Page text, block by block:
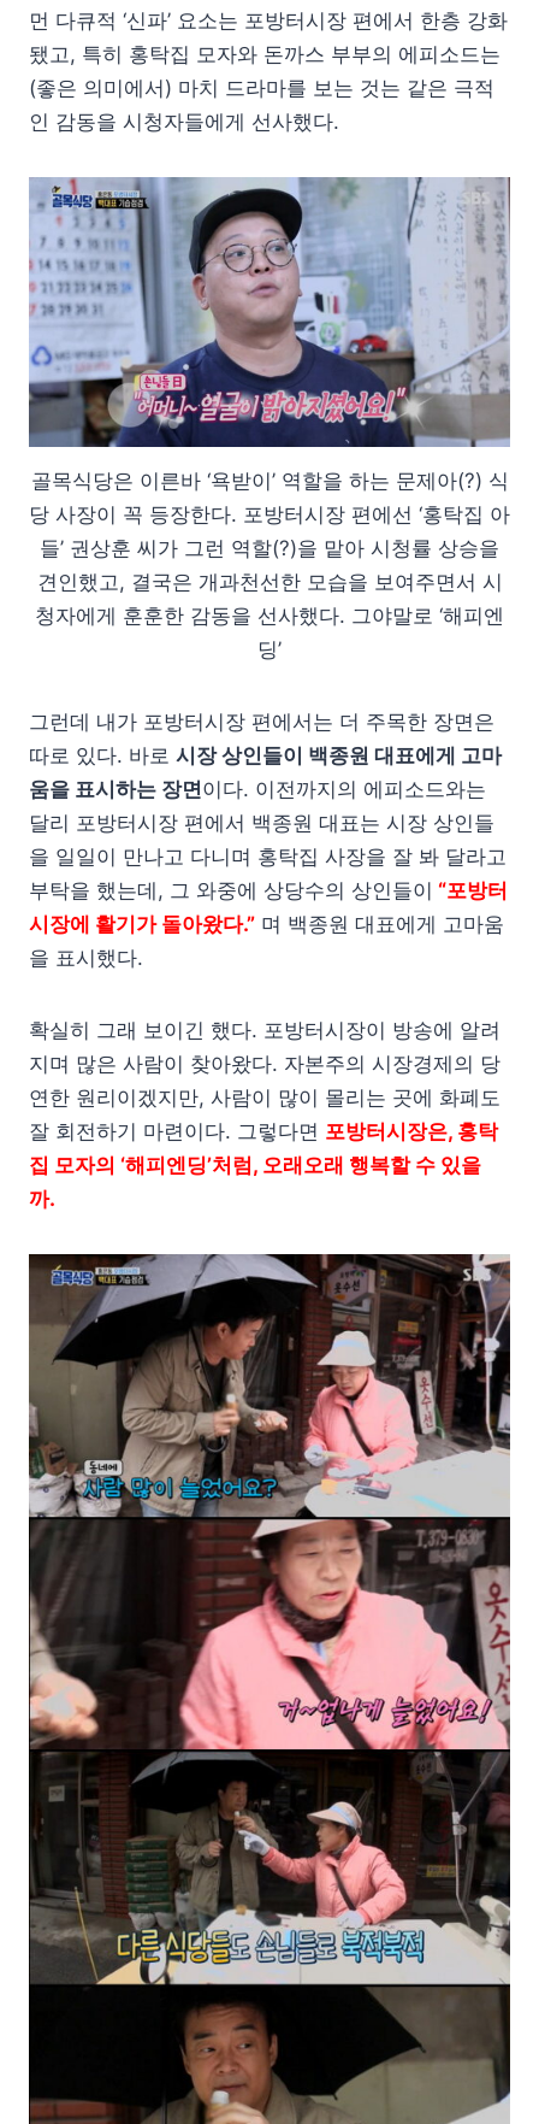
먼 다큐적 ‘신파’ 요소는 포방터시장 편에서 한층 강화
됐고, 특히 홍탁집 모자와 돈까스 부부의 에피소드는
(좋은 의미에서) 마치 드라마를 보는 것는 같은 극적
인 감동을 시청자들에게 선사했다.
골목식당은 이른바 ‘욕받이’ 역할을 하는 문제아(?) 식
당 사장이 꼭 등장한다. 포방터시장 편에선 ‘홍탁집 아
들’ 권상훈 씨가 그런 역할(?)을 맡아 시청률 상승을
견인했고, 결국은 개과천선한 모습을 보여주면서 시
청자에게 훈훈한 감동을 선사했다. 그야말로 ‘해피엔
딩’
그런데 내가 포방터시장 편에서는 더 주목한 장면은
따로 있다. 바로 시장 상인들이 백종원 대표에게 고마
움을 표시하는 장면이다. 이전까지의 에피소드와는
달리 포방터시장 편에서 백종원 대표는 시장 상인들
을 일일이 만나고 다니며 홍탁집 사장을 잘 봐 달라고
부탁을 했는데, 그 와중에 상당수의 상인들이 “포방터
시장에 활기가 돌아왔다.” 며 백종원 대표에게 고마움
을 표시했다.
확실히 그래 보이긴 했다. 포방터시장이 방송에 알려
지며 많은 사람이 찾아왔다. 자본주의 시장경제의 당
연한 원리이겠지만, 사람이 많이 몰리는 곳에 화폐도
잘 회전하기 마련이다. 그렇다면 포방터시장은, 홍탁
집 모자의 ‘해피엔딩’처럼, 오래오래 행복할 수 있을
까.